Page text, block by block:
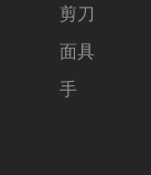
剪刀
面具
手